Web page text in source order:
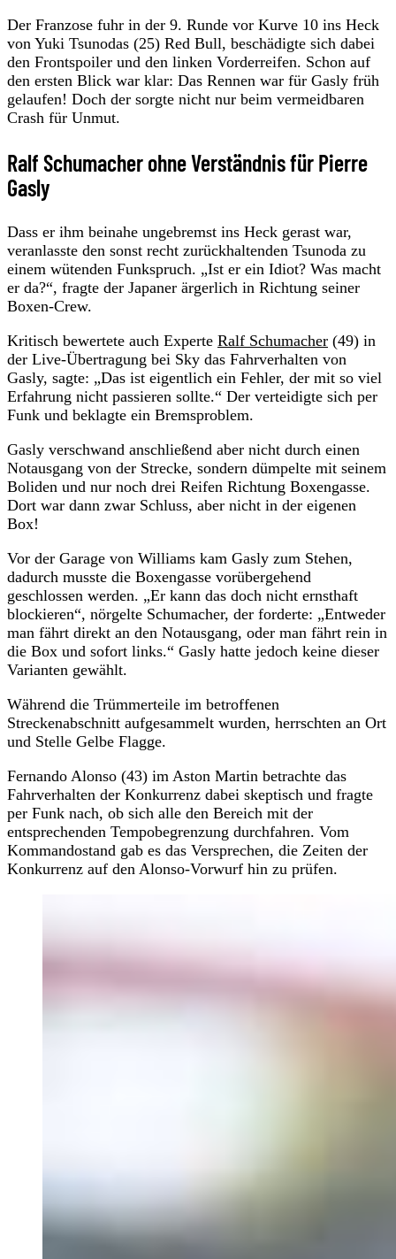
Der Franzose fuhr in der 9. Runde vor Kurve 10 ins Heck
von Yuki Tsunodas (25) Red Bull, beschädigte sich dabei
den Frontspoiler und den linken Vorderreifen. Schon auf
den ersten Blick war klar: Das Rennen war für Gasly früh
gelaufen! Doch der sorgte nicht nur beim vermeidbaren
Crash für Unmut.
Ralf Schumacher ohne Verständnis für Pierre
Gasly
Dass er ihm beinahe ungebremst ins Heck gerast war,
veranlasste den sonst recht zurückhaltenden Tsunoda zu
einem wütenden Funkspruch. „Ist er ein Idiot? Was macht
er da?“, fragte der Japaner ärgerlich in Richtung seiner
Boxen-Crew.
Kritisch bewertete auch Experte Ralf Schumacher (49) in
der Live-Übertragung bei Sky das Fahrverhalten von
Gasly, sagte: „Das ist eigentlich ein Fehler, der mit so viel
Erfahrung nicht passieren sollte.“ Der verteidigte sich per
Funk und beklagte ein Bremsproblem.
Gasly verschwand anschließend aber nicht durch einen
Notausgang von der Strecke, sondern dümpelte mit seinem
Boliden und nur noch drei Reifen Richtung Boxengasse.
Dort war dann zwar Schluss, aber nicht in der eigenen
Box!
Vor der Garage von Williams kam Gasly zum Stehen,
dadurch musste die Boxengasse vorübergehend
geschlossen werden. „Er kann das doch nicht ernsthaft
blockieren“, nörgelte Schumacher, der forderte: „Entweder
man fährt direkt an den Notausgang, oder man fährt rein in
die Box und sofort links.“ Gasly hatte jedoch keine dieser
Varianten gewählt.
Während die Trümmerteile im betroffenen
Streckenabschnitt aufgesammelt wurden, herrschten an Ort
und Stelle Gelbe Flagge.
Fernando Alonso (43) im Aston Martin betrachte das
Fahrverhalten der Konkurrenz dabei skeptisch und fragte
per Funk nach, ob sich alle den Bereich mit der
entsprechenden Tempobegrenzung durchfahren. Vom
Kommandostand gab es das Versprechen, die Zeiten der
Konkurrenz auf den Alonso-Vorwurf hin zu prüfen.